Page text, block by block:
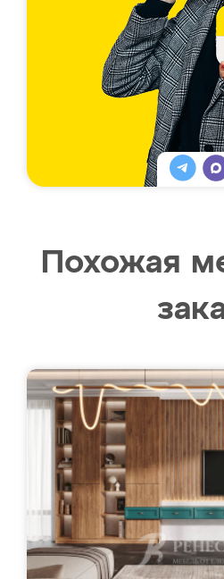
Похожая